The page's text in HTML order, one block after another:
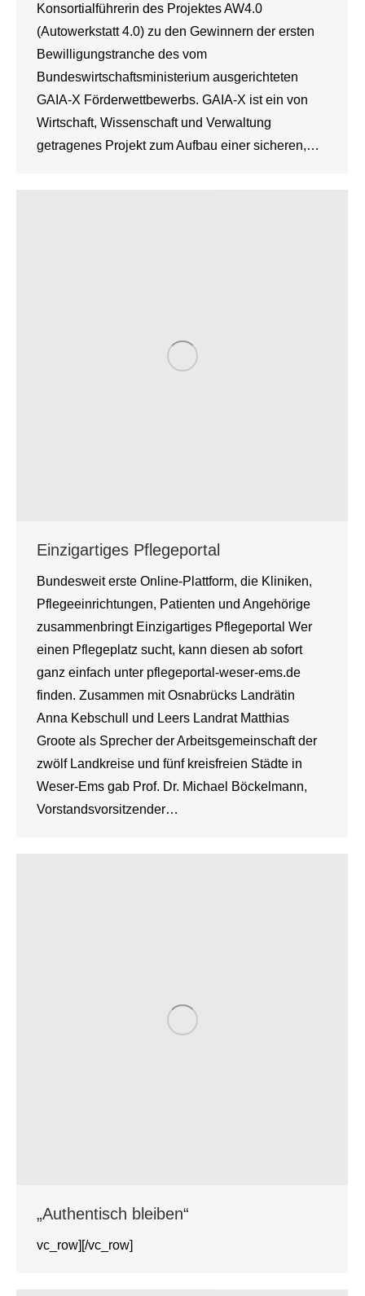
Konsortialführerin des Projektes AW4.0
(Autowerkstatt 4.0) zu den Gewinnern der ersten
Bewilligungstranche des vom
Bundeswirtschaftsministerium ausgerichteten
GAIA-X Förderwettbewerbs. GAIA-X ist ein von
Wirtschaft, Wissenschaft und Verwaltung
getragenes Projekt zum Aufbau einer sicheren,…
Einzigartiges Pflegeportal
Bundesweit erste Online-Plattform, die Kliniken,
Pflegeeinrichtungen, Patienten und Angehörige
zusammenbringt Einzigartiges Pflegeportal Wer
einen Pflegeplatz sucht, kann diesen ab sofort
ganz einfach unter pflegeportal-weser-ems.de
finden. Zusammen mit Osnabrücks Landrätin
Anna Kebschull und Leers Landrat Matthias
Groote als Sprecher der Arbeitsgemeinschaft der
zwölf Landkreise und fünf kreisfreien Städte in
Weser-Ems gab Prof. Dr. Michael Böckelmann,
Vorstandsvorsitzender…
„Authentisch bleiben“
vc_row][/vc_row]